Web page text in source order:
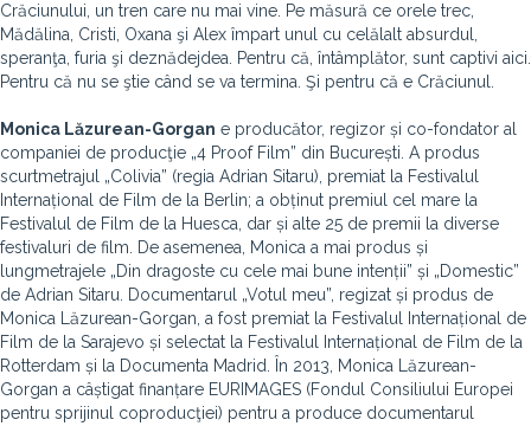
Crăciunului, un tren care nu mai vine. Pe măsură ce orele trec,
Mădălina, Cristi, Oxana şi Alex împart unul cu celălalt absurdul,
speranţa, furia şi deznădejdea. Pentru că, întâmplător, sunt captivi aici.
Pentru că nu se ştie când se va termina. Şi pentru că e Crăciunul.
Monica Lăzurean-Gorgan e producător, regizor și co-fondator al
companiei de producţie „4 Proof Film” din București. A produs
scurtmetrajul „Colivia” (regia Adrian Sitaru), premiat la Festivalul
Internațional de Film de la Berlin; a obținut premiul cel mare la
Festivalul de Film de la Huesca, dar și alte 25 de premii la diverse
festivaluri de film. De asemenea, Monica a mai produs și
lungmetrajele „Din dragoste cu cele mai bune intenții” și „Domestic”
de Adrian Sitaru. Documentarul „Votul meu”, regizat și produs de
Monica Lăzurean-Gorgan, a fost premiat la Festivalul Internațional de
Film de la Sarajevo și selectat la Festivalul Internațional de Film de la
Rotterdam și la Documenta Madrid. În 2013, Monica Lăzurean-
Gorgan a câștigat finanțare EURIMAGES (Fondul Consiliului Europei
pentru sprijinul coproducţiei) pentru a produce documentarul